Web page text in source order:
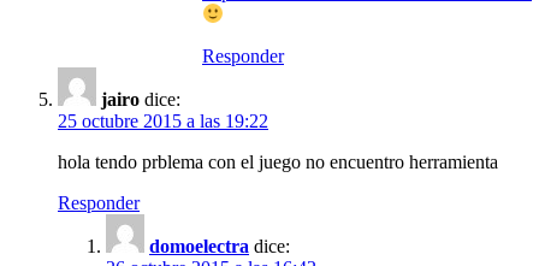
Responder
jairo dice:
25 octubre 2015 a las 19:22
hola tendo prblema con el juego no encuentro herramienta
Responder
domoelectra dice: